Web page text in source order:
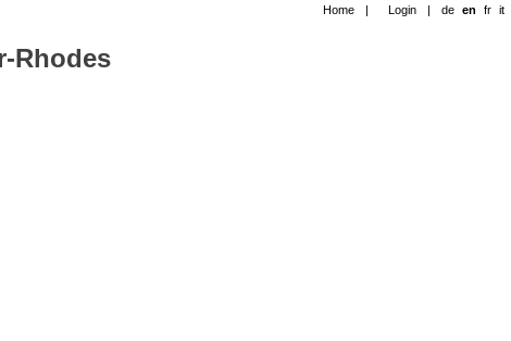
Home | Login | de en fr it
Rhodes